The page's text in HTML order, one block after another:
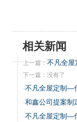
相关新闻
上一篇：不凡全
下一篇：没有了
·不凡全屋定制—
·和鑫公司提案制
·不凡全屋定制—